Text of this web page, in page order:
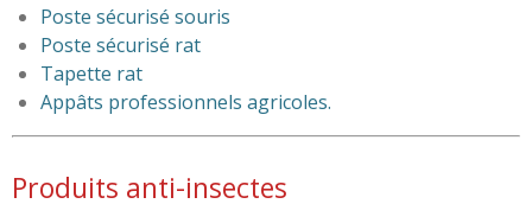
Poste sécurisé souris
Poste sécurisé rat
Tapette rat
Appâts professionnels agricoles.
Produits anti-insectes